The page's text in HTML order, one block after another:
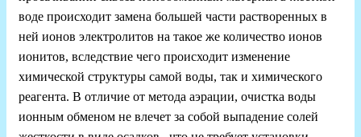
воде происходит замена большей части растворенных в
ней ионов электролитов на такое же количество ионов
ионитов, вследствие чего происходит изменение
химической структуры самой воды, так и химического
реагента. В отличие от метода аэрации, очистка воды
ионным обменом не влечет за собой выпадение солей